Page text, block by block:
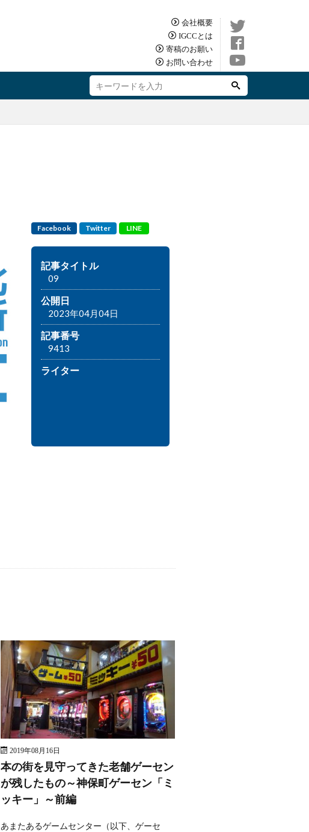
会社概要
IGCCとは
寄稿のお願い
お問い合わせ
Facebook Twitter LINE
記事タイトル
09
公開日
2023年04月04日
記事番号
9413
ライター
2019年08月16日
本の街を見守ってきた老舗ゲーセン
が残したもの～神保町ゲーセン「ミ
ッキー」～前編
あまたあるゲームセンター（以下、ゲーセ